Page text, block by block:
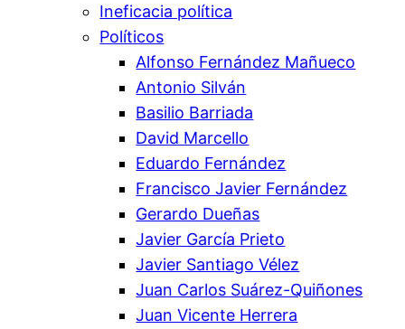
Ineficacia política
Políticos
Alfonso Fernández Mañueco
Antonio Silván
Basilio Barriada
David Marcello
Eduardo Fernández
Francisco Javier Fernández
Gerardo Dueñas
Javier García Prieto
Javier Santiago Vélez
Juan Carlos Suárez-Quiñones
Juan Vicente Herrera